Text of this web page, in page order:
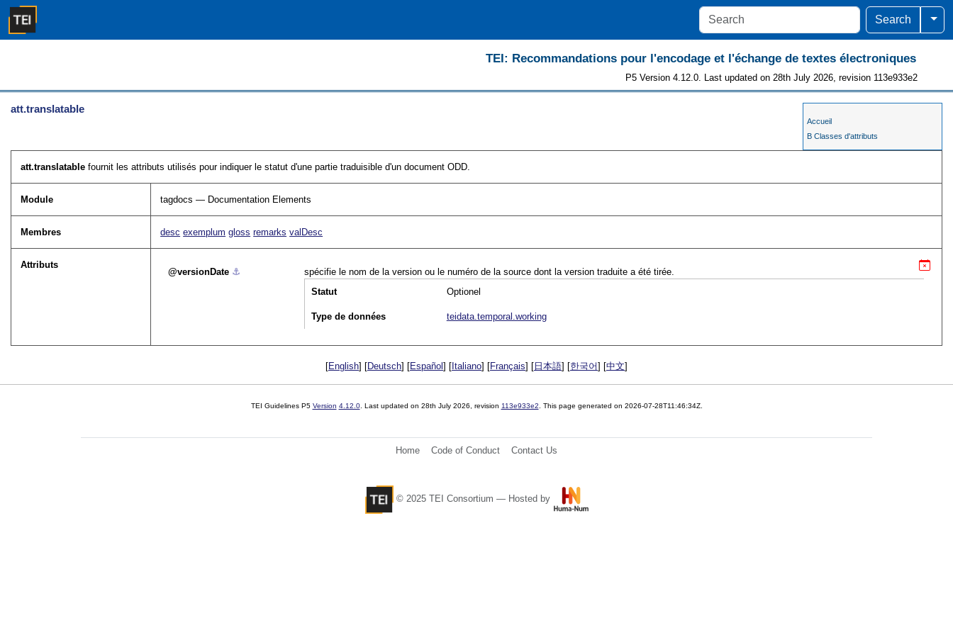
Search
TEI: Recommandations pour l'encodage et l'échange de textes électroniques
P5 Version 4.12.0. Last updated on 28th July 2026, revision 113e933e2
Accueil
B Classes d'attributs
att.translatable
att.translatable fournit les attributs utilisés pour indiquer le statut d'une partie traduisible d'un document ODD.
Module tagdocs — Documentation Elements
Membres desc exemplum gloss remarks valDesc
Attributs
versionDate ⚓︎
spécifie le nom de la version ou le numéro de la source dont la version traduite a été tirée.
Statut
Optionel
Type de données teidata.temporal.working
[English] [Deutsch] [Español ] [ Italiano] [Français] [ 日本語] [한국어] [中文]
TEI Guidelines P5 Version 4.12.0. Last updated on 28th July 2026 , revision 113e933e2 . This page generated on 2026-07-28T11:46:34Z.
Home Code of Conduct Contact Us
© 2025 TEI Consortium — Hosted by